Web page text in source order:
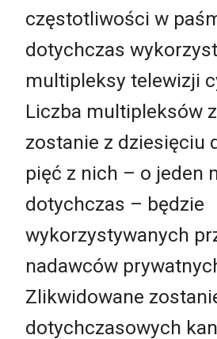
częstotliwości w
dotychczas
multipleksy telewizji
Liczba multipleksów
zostanie z dziesięciu
pięć z nich – o jeden
dotychczas – będzie
wykorzystywanych
nadawców
Zlikwidowane
dotychczasowych